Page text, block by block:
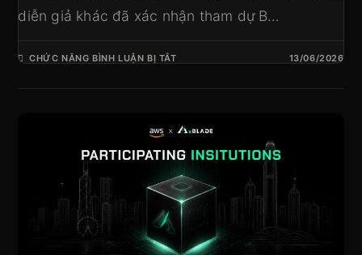
diễn giả khác đã xác nhận tham dự B…
CHỨC NĂNG BÌNH LUẬN BỊ TẮT 13/06/2026